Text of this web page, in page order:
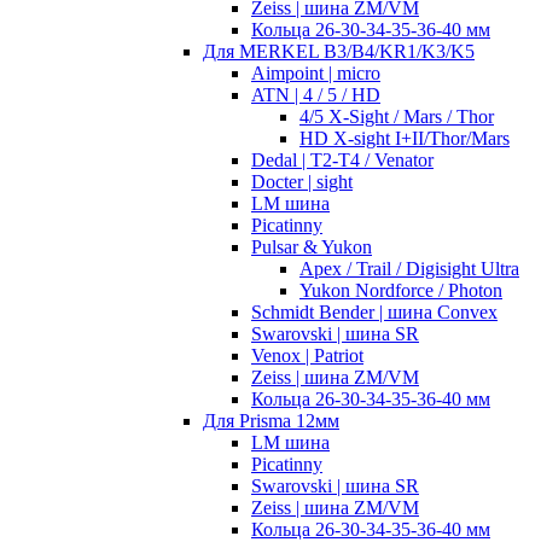
Zeiss | шина ZM/VM
Кольца 26-30-34-35-36-40 мм
Для MERKEL B3/B4/KR1/K3/K5
Aimpoint | micro
ATN | 4 / 5 / HD
4/5 X-Sight / Mars / Thor
HD X-sight I+II/Thor/Mars
Dedal | T2-T4 / Venator
Docter | sight
LM шина
Picatinny
Pulsar & Yukon
Apex / Trail / Digisight Ultra
Yukon Nordforce / Photon
Schmidt Bender | шина Convex
Swarovski | шина SR
Venox | Patriot
Zeiss | шина ZM/VM
Кольца 26-30-34-35-36-40 мм
Для Prisma 12мм
LM шина
Picatinny
Swarovski | шина SR
Zeiss | шина ZM/VM
Кольца 26-30-34-35-36-40 мм